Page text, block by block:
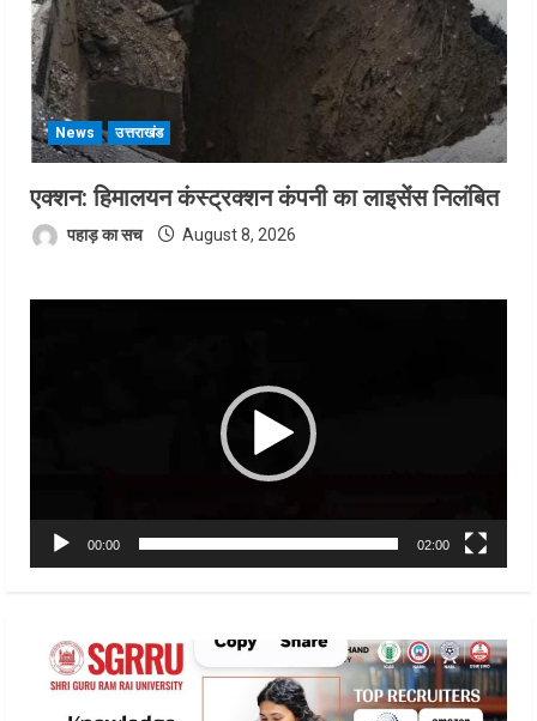
News उत्तराखंड
एक्शन: हिमालयन कंस्ट्रक्शन कंपनी का लाइसेंस निलंबित
पहाड़ का सच August 8, 2026
00:00 02:00